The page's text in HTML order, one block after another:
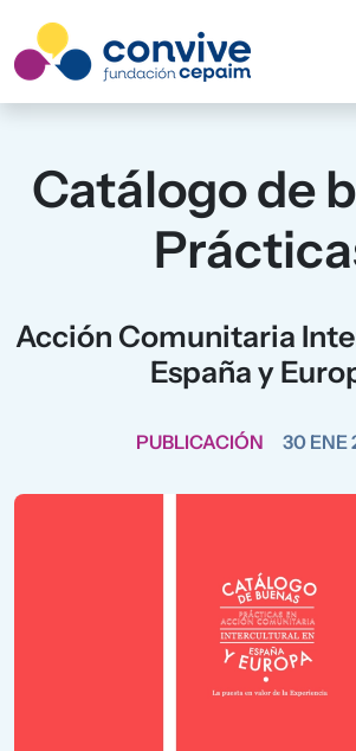
Catálogo de
Acción Comunitaria
España y
PUBLICACIÓN 30 ENE